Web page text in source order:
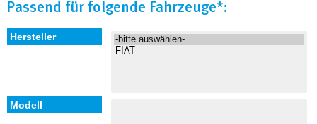
Passend für folgende Fahrzeuge*: